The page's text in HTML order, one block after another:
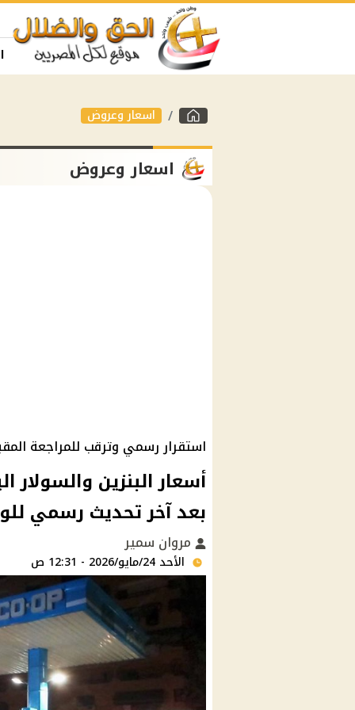
اسعار وعروض
اسعار وعروض
استقرار رسمي وترقب للمراجعة
بعد آخر تحديث رسمي
مروان سمير
الأحد 24/مايو/2026 - 12:31 ص